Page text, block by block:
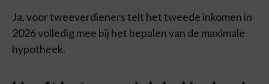
Ja, voor tweeverdieners telt het tweede inkomen in
2026 volledig mee bij het bepalen van de maximale
hypotheek.